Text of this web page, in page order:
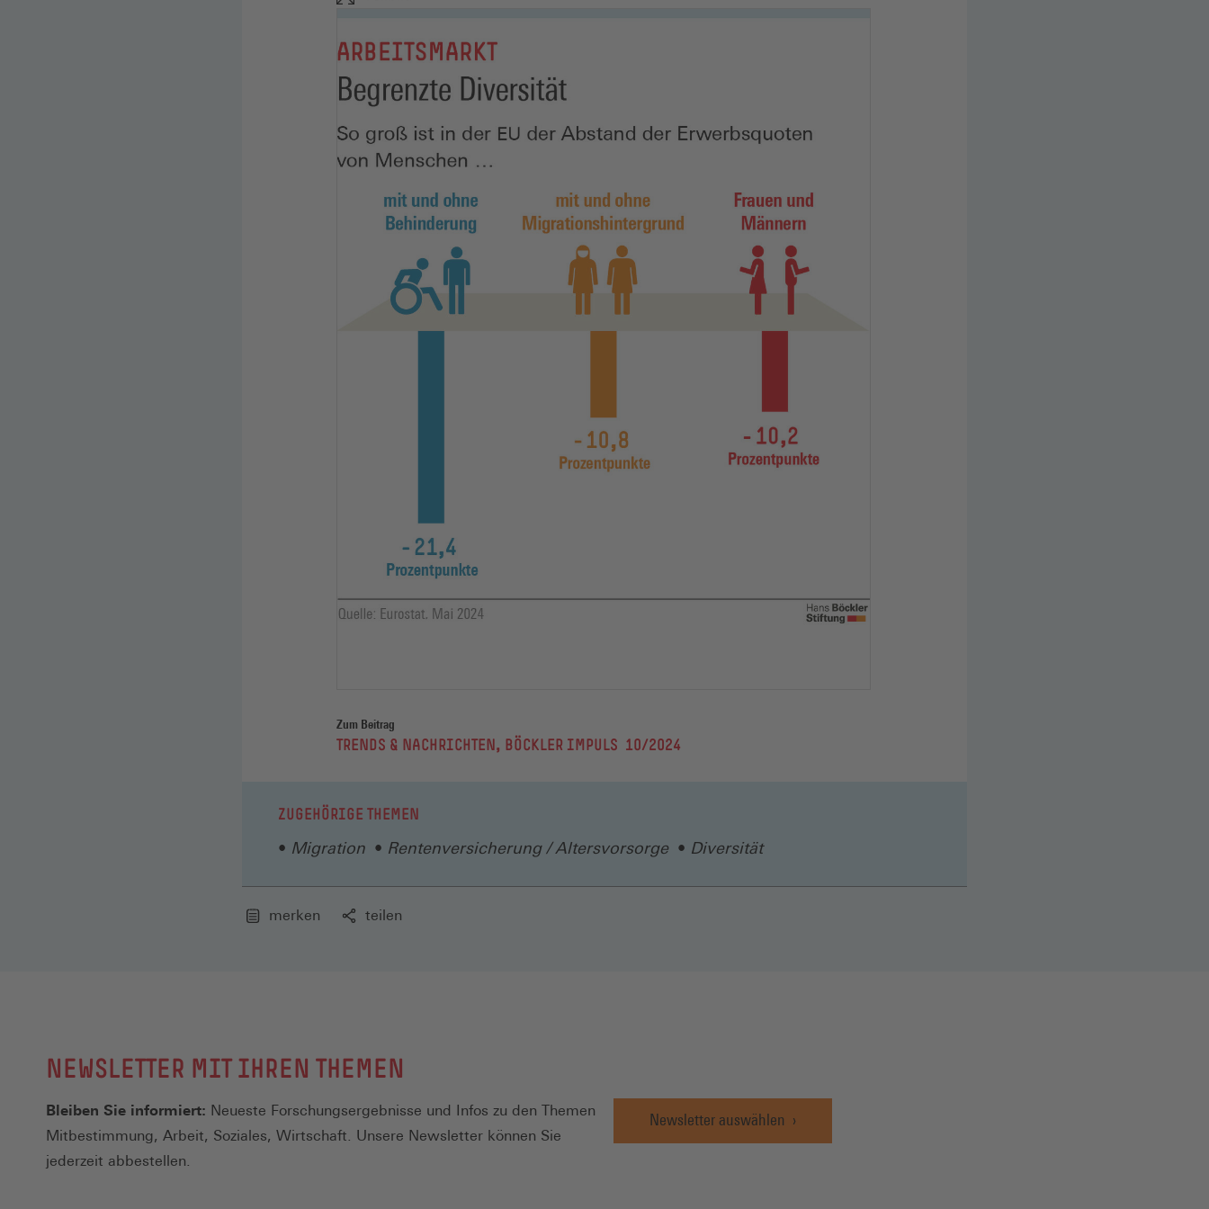
Zum Beitrag
:
TRENDS & NACHRICHTEN, BÖCKLER IMPULS 10/2024
ZUGEHÖRIGE THEMEN
Migration Rentenversicherung / Altersvorsorge Diversität
merken teilen
NEWSLETTER MIT IHREN THEMEN
Bleiben Sie informiert: Neueste Forschungsergebnisse und Infos zu den Themen
Mitbestimmung, Arbeit, Soziales, Wirtschaft. Unsere Newsletter können Sie
jederzeit abbestellen.
Newsletter auswählen